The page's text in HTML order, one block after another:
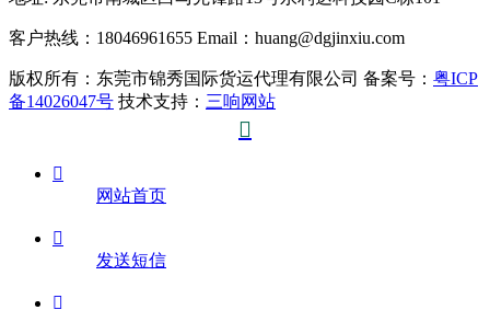
客户热线：18046961655 Email：huang@dgjinxiu.com
版权所有：东莞市锦秀国际货运代理有限公司 备案号： 粤ICP
备14026047号 技术支持： 三响网站


网站首页

发送短信
